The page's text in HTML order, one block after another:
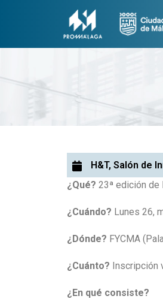
H&T, Salón de
¿Qué? 23ª edición de
¿Cuándo? Lunes 26,
¿Dónde? FYCMA
¿Cuánto? Inscripción
¿En qué consiste?